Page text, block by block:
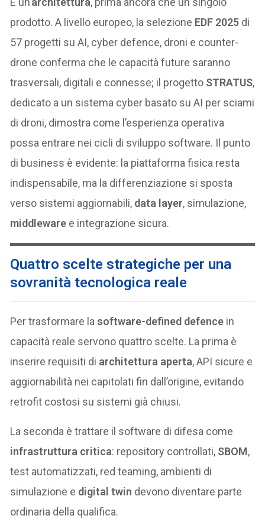
prodotto. A livello europeo, la selezione EDF 2025 di
57 progetti su AI, cyber defence, droni e counter-
drone conferma che le capacità future saranno
trasversali, digitali e connesse; il progetto STRATUS,
dedicato a un sistema cyber basato su AI per sciami
di droni, dimostra come l’esperienza operativa
possa entrare nei cicli di sviluppo software. Il punto
di business è evidente: la piattaforma fisica resta
indispensabile, ma la differenziazione si sposta
verso sistemi aggiornabili, data layer, simulazione,
middleware e integrazione sicura.
Quattro scelte strategiche per una
sovranità tecnologica reale
Per trasformare lasoftware-defined defence in
capacità reale servono quattro scelte. La prima è
inserire requisiti di architettura aperta, API sicure e
aggiornabilità nei capitolati fin dall’origine, evitando
retrofit costosi su sistemi già chiusi.
La seconda è trattare il software di difesa come
infrastruttura critica: repository controllati, SBOM,
test automatizzati, red teaming, ambienti di
simulazione e digital twin devono diventare parte
ordinaria della qualifica.